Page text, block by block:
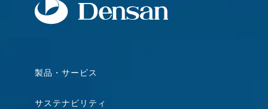
製品・サービス
サステナビリティ